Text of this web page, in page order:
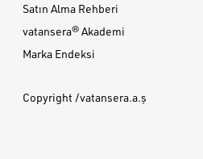
Satın Alma Rehberi
vatansera® Akademi
Marka Endeksi
Copyright /vatansera.a.ş